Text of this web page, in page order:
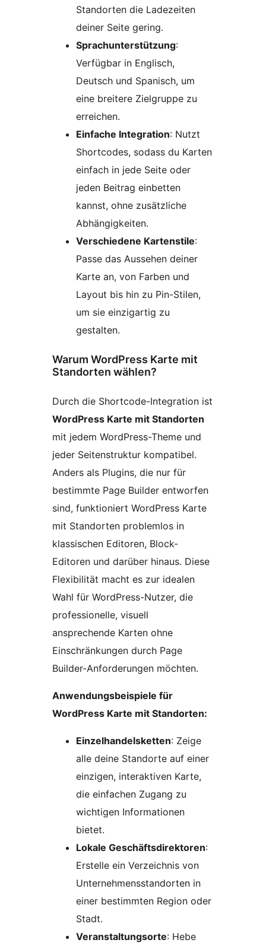
Standorten die Ladezeiten
deiner Seite gering.
Sprachunterstützung:
Verfügbar in Englisch,
Deutsch und Spanisch, um
eine breitere Zielgruppe zu
erreichen.
Einfache Integration: Nutzt
Shortcodes, sodass du Karten
einfach in jede Seite oder
jeden Beitrag einbetten
kannst, ohne zusätzliche
Abhängigkeiten.
Verschiedene Kartenstile:
Passe das Aussehen deiner
Karte an, von Farben und
Layout bis hin zu Pin-Stilen,
um sie einzigartig zu
gestalten.
Warum WordPress Karte mit
Standorten wählen?
Durch die Shortcode-Integration ist
WordPress Karte mit Standorten
mit jedem WordPress-Theme und
jeder Seitenstruktur kompatibel.
Anders als Plugins, die nur für
bestimmte Page Builder entworfen
sind, funktioniert WordPress Karte
mit Standorten problemlos in
klassischen Editoren, Block-
Editoren und darüber hinaus. Diese
Flexibilität macht es zur idealen
Wahl für WordPress-Nutzer, die
professionelle, visuell
ansprechende Karten ohne
Einschränkungen durch Page
Builder-Anforderungen möchten.
Anwendungsbeispiele für
WordPress Karte mit Standorten:
Einzelhandelsketten: Zeige
alle deine Standorte auf einer
einzigen, interaktiven Karte,
die einfachen Zugang zu
wichtigen Informationen
bietet.
Lokale Geschäftsdirektoren:
Erstelle ein Verzeichnis von
Unternehmensstandorten in
einer bestimmten Region oder
Stadt.
Veranstaltungsorte: Hebe